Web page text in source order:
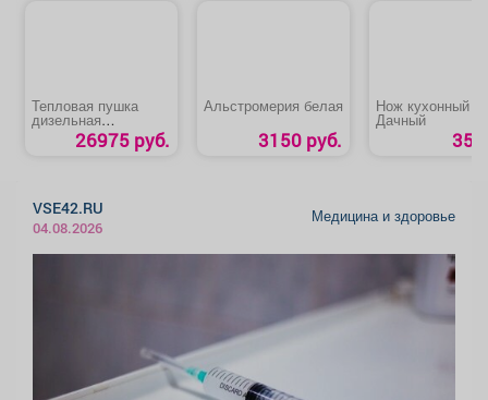
Тепловая пушка
дизельная
«QUATTRO
ELEMENTI QE- 22D»
26975 руб.
Альстромерия белая
3150 руб.
Нож кухонный
Дачный
35
VSE42.RU
04.08.2026
Медицина и здоровье